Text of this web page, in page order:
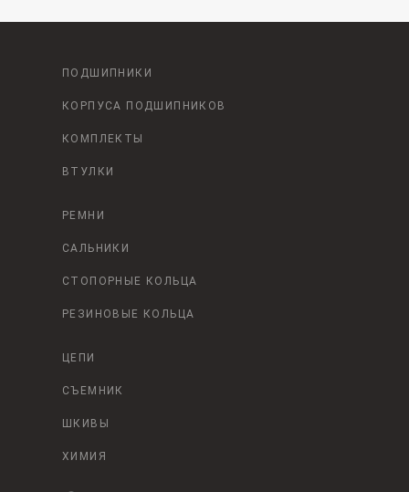
ПОДШИПНИКИ
КОРПУСА ПОДШИПНИКОВ
КОМПЛЕКТЫ
ВТУЛКИ
РЕМНИ
САЛЬНИКИ
СТОПОРНЫЕ КОЛЬЦА
РЕЗИНОВЫЕ КОЛЬЦА
ЦЕПИ
СЪЕМНИК
ШКИВЫ
ХИМИЯ